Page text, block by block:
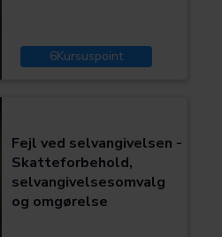
6Kursuspoint
Fejl ved selvangivelsen -
Skatteforbehold,
selvangivelsesomvalg
og omgørelse